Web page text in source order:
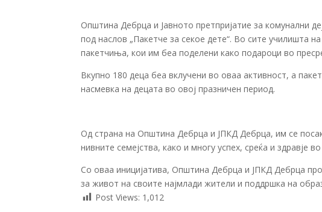
Општина Дебрца и Јавнотo претпријатие за комунални
под наслов „Пакетче за секое дете“. Во сите училишта
пакетчиња, кои им беа поделени како подароци во
Вкупно 180 деца беа вклучени во оваа активност, а
насмевка на децата во овој празничен период.
Од страна на Општина Дебрца и ЈПКД Дебрца, им се
нивните семејства, како и многу успех, среќа и здравје
Со оваа иницијатива, Општина Дебрца и ЈПКД Дебрца
за живот на своите најмлади жители и поддршка на
Post Views: 1,012